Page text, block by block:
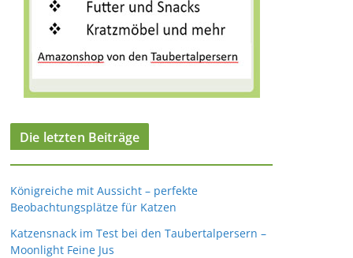
Die letzten Beiträge
Königreiche mit Aussicht – perfekte
Beobachtungsplätze für Katzen
Katzensnack im Test bei den Taubertalpersern –
Moonlight Feine Jus